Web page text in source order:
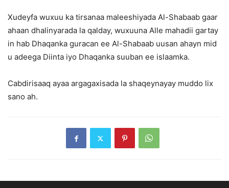
Xudeyfa wuxuu ka tirsanaa maleeshiyada Al-Shabaab gaar
ahaan dhalinyarada la qalday, wuxuuna Alle mahadii gartay
in hab Dhaqanka guracan ee Al-Shabaab uusan ahayn mid
u adeega Diinta iyo Dhaqanka suuban ee islaamka.
Cabdirisaaq ayaa argagaxisada la shaqeynayay muddo lix
sano ah.